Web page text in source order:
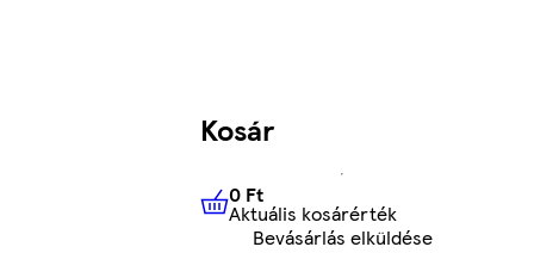
Kosár
0 FtAktuális kosárérték
0 Ft
Aktuális kosárérték
Bevásárlás elküldése